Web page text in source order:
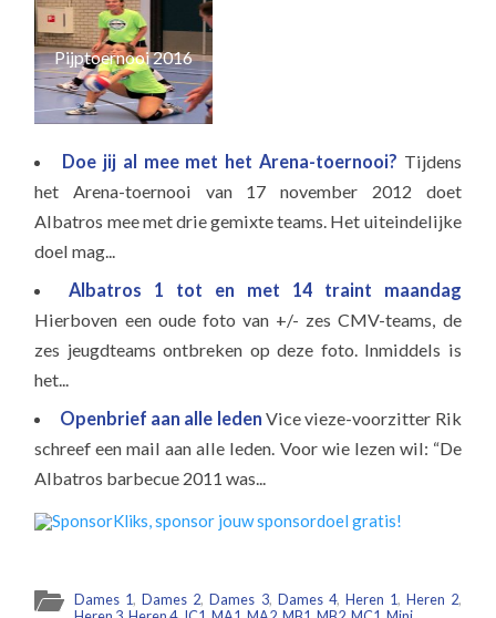
Pijptoernooi 2016
Doe jij al mee met het Arena-toernooi? Tijdens
het Arena-toernooi van 17 november 2012 doet
Albatros mee met drie gemixte teams. Het uiteindelijke
doel mag...
Albatros 1 tot en met 14 traint maandag
Hierboven een oude foto van +/- zes CMV-teams, de
zes jeugdteams ontbreken op deze foto. Inmiddels is
het...
Openbrief aan alle ledenVice vieze-voorzitter Rik
schreef een mail aan alle leden. Voor wie lezen wil: “De
Albatros barbecue 2011 was...
Dames 1,Dames 2,Dames 3, Dames 4, Heren 1, Heren 2,